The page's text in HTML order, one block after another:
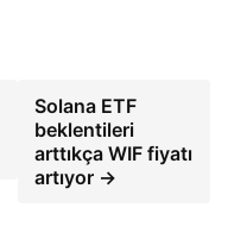
Solana ETF
beklentileri
arttıkça WIF fiyatı
artıyor →